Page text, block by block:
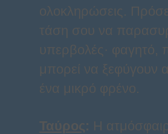
ολοκληρώσεις.
τάση σου να
υπερβολές· φαγητό,
μπορεί να ξεφύγουν
ένα μικρό φρένο.
Ταύρος: Η